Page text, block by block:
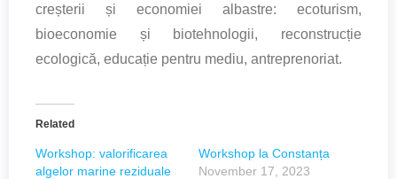
creșterii și economiei albastre: ecoturism,
bioeconomie și biotehnologii, reconstrucție
ecologică, educație pentru mediu, antreprenoriat.
Related
Workshop: valorificarea
algelor marine reziduale
Workshop la Constanța
November 17, 2023